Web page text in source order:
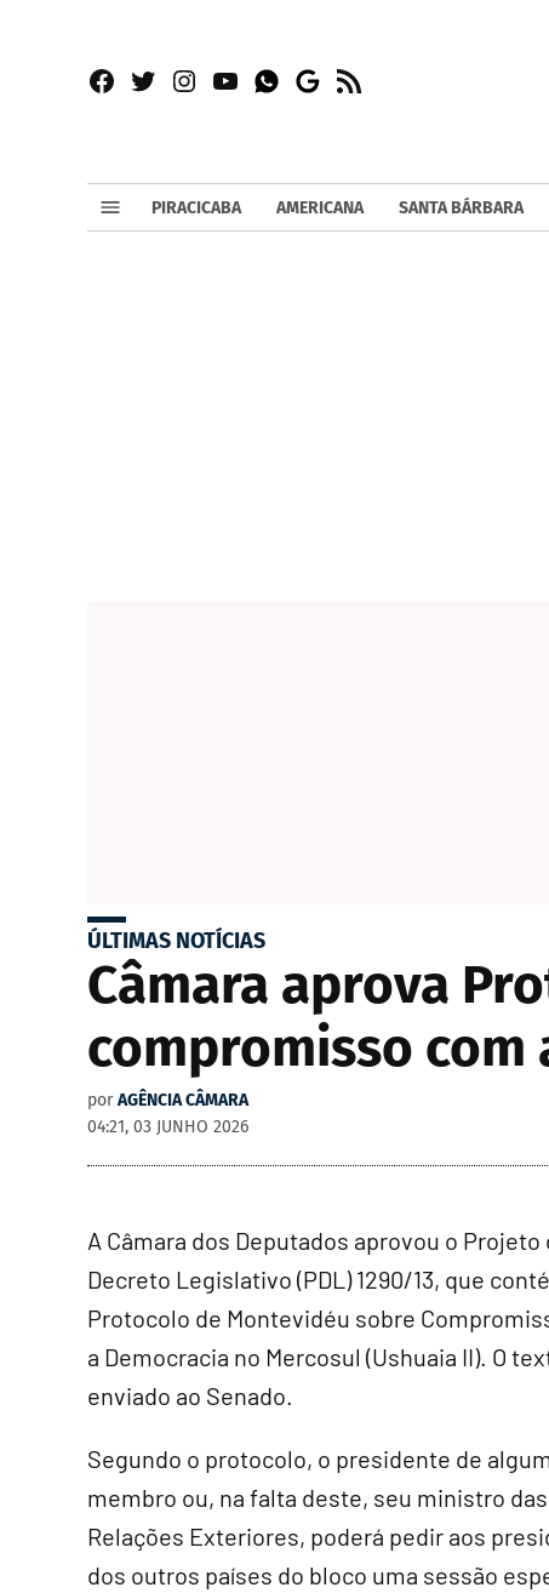
Facebook
TwitterInstagram
YouTubeWhatsapp
Google
RSS
PIRACICABA AMERICANA SANTA BÁRBARA
ÚLTIMAS NOTÍCIAS
Câmara aprova
compromisso com
por AGÊNCIA CÂMARA
04:21, 03 JUNHO 2026
A Câmara dos Deputados aprovou o Projeto
Decreto Legislativo (PDL) 1290/13, que
Protocolo de Montevidéu sobre
a Democracia no Mercosul (Ushuaia II). O
enviado ao Senado.
Segundo o protocolo, o presidente de
membro ou, na falta deste, seu ministro das
Relações Exteriores, poderá pedir aos
dos outros países do bloco uma sessão